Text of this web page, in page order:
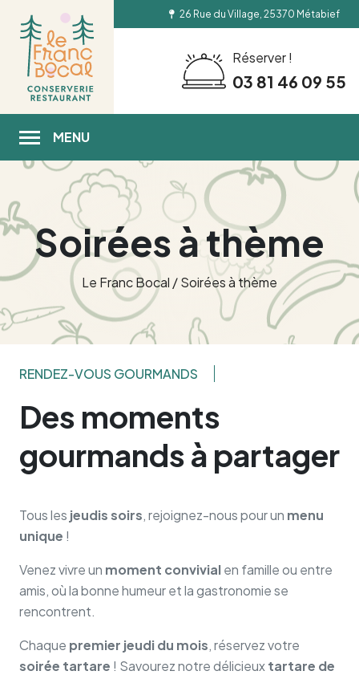
26 Rue du Village, 25370 Métabief
Réserver !
03 81 46 09 55
MENU
Soirées à thème
Le Franc Bocal /Soirées à thème
RENDEZ-VOUS GOURMANDS
Des moments
gourmands à partager
Tous les jeudis soirs, rejoignez-nous pour un menu
unique !
Venez vivre un moment convivialen famille ou entre
amis, où la bonne humeur et la gastronomie se
rencontrent.
Chaque premier jeudi du mois, réservez votre
soirée tartare ! Savourez notre délicieuxtartare de